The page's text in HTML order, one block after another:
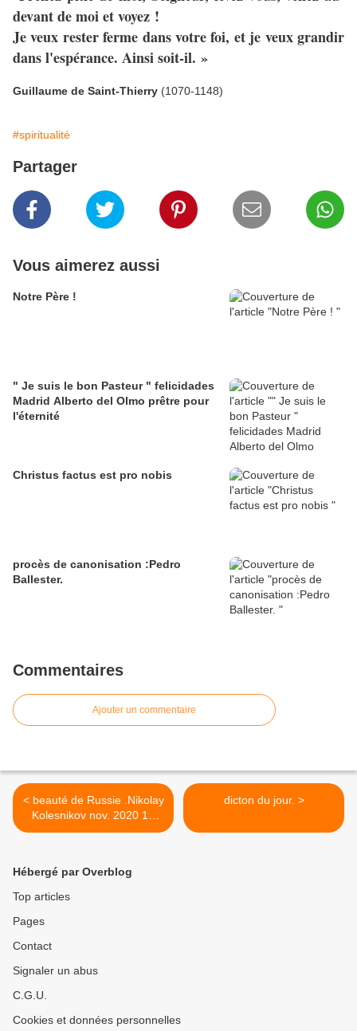
devant de moi et voyez !
Je veux rester ferme dans votre foi, et je veux grandir
dans l'espérance. Ainsi soit-il. »
Guillaume de Saint-Thierry (1070-1148)
#spiritualité
Partager
Vous aimerez aussi
Notre Père !
" Je suis le bon Pasteur " felicidades
Madrid Alberto del Olmo prêtre pour
l'éternité
Christus factus est pro nobis
procès de canonisation :Pedro
Ballester.
Commentaires
Ajouter un commentaire
< beauté de Russie .Nikolay
Kolesnikov nov. 2020 11
ans .
dicton du jour. >
Hébergé par Overblog
Top articles
Pages
Contact
Signaler un abus
C.G.U.
Cookies et données personnelles